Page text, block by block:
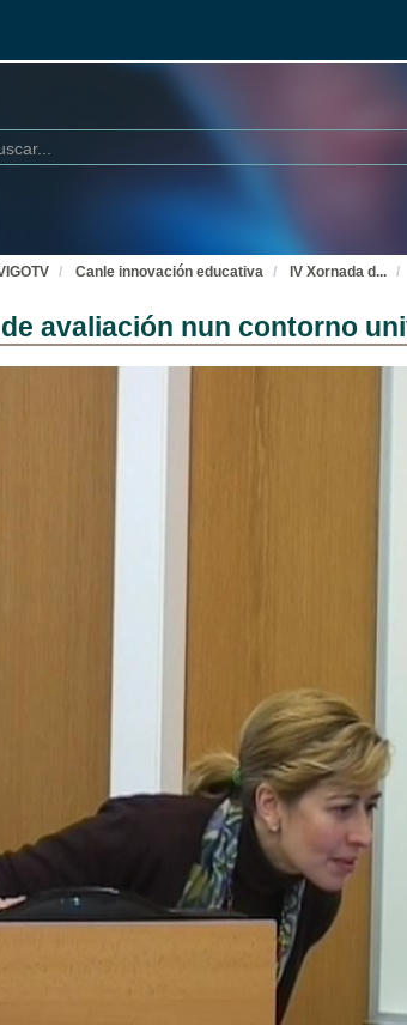
Canle innovación educativa IV Xornada d...
avaliación nun contorno